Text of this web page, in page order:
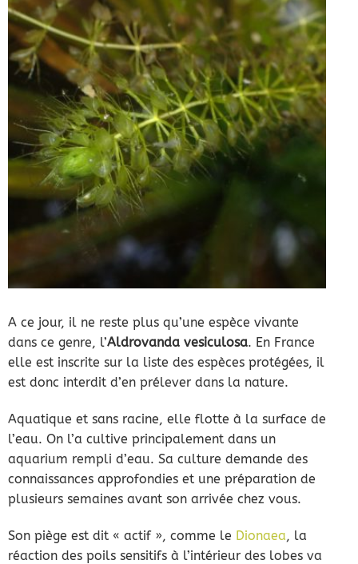
A ce jour, il ne reste plus qu’une espèce vivante
dans ce genre, l’Aldrovanda vesiculosa. En France
elle est inscrite sur la liste des espèces protégées, il
est donc interdit d’en prélever dans la nature.
Aquatique et sans racine, elle flotte à la surface de
l’eau. On l’a cultive principalement dans un
aquarium rempli d’eau. Sa culture demande des
connaissances approfondies et une préparation de
plusieurs semaines avant son arrivée chez vous.
Son piège est dit « actif », comme le Dionaea, la
réaction des poils sensitifs à l’intérieur des lobes va